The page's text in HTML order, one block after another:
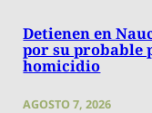
Detienen en
por su probable
homicidio
AGOSTO 7, 2026